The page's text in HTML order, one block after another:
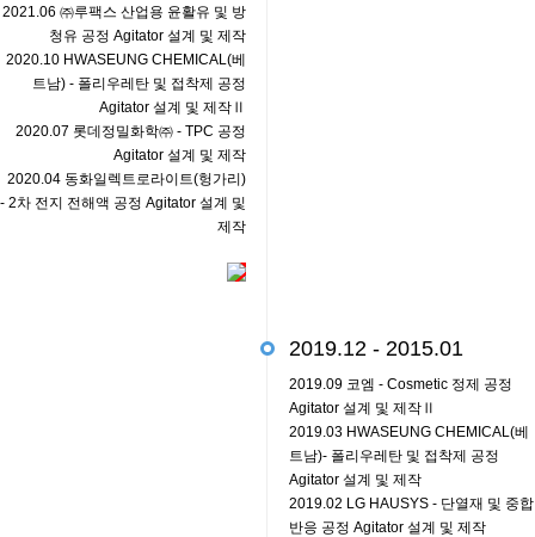
2021.06 ㈜루팩스 산업용 윤활유 및 방
청유 공정 Agitator 설계 및 제작
2020.10 HWASEUNG CHEMICAL(베
트남) - 폴리우레탄 및 접착제 공정
Agitator 설계 및 제작Ⅱ
2020.07 롯데정밀화학㈜ - TPC 공정
Agitator 설계 및 제작
2020.04 동화일렉트로라이트(헝가리)
- 2차 전지 전해액 공정 Agitator 설계 및
제작
2019.12 - 2015.01
2019.09 코엠 - Cosmetic 정제 공정
Agitator 설계 및 제작Ⅱ
2019.03 HWASEUNG CHEMICAL(베
트남)- 폴리우레탄 및 접착제 공정
Agitator 설계 및 제작
2019.02 LG HAUSYS - 단열재 및 중합
반응 공정 Agitator 설계 및 제작